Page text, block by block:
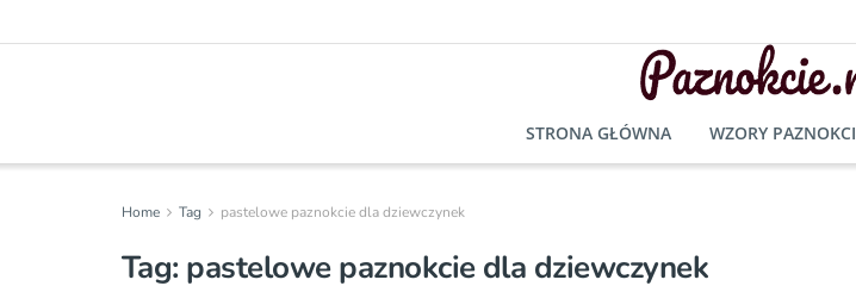
STRONA GŁÓWNA WZORY PAZNOKCI
Home Tag pastelowe paznokcie dla dziewczynek
Tag: pastelowe paznokcie dla dziewczynek